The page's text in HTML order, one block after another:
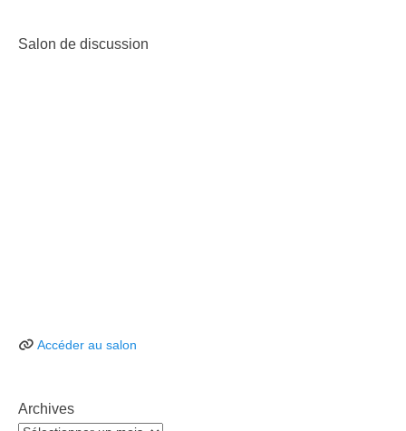
Salon de discussion
Accéder au salon
Archives